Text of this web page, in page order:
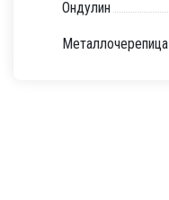
Ондулин
Металлочерепица